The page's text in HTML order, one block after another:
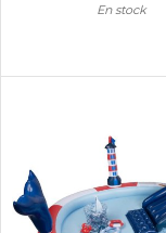
En stock